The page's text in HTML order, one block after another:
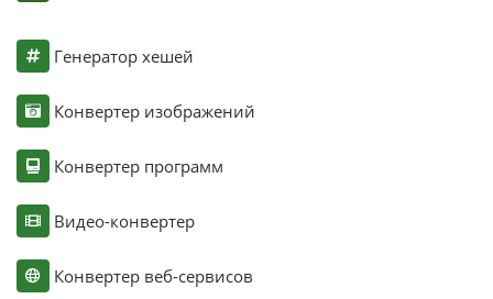
Генератор хешей
Конвертер изображений
Конвертер программ
Видео-конвертер
Конвертер веб-сервисов